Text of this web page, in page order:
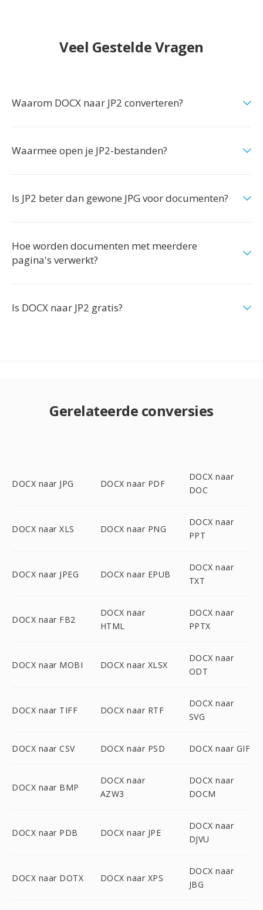
Veel Gestelde Vragen
Waarom DOCX naar JP2 converteren?
Waarmee open je JP2-bestanden?
Is JP2 beter dan gewone JPG voor documenten?
Hoe worden documenten met meerdere
pagina's verwerkt?
Is DOCX naar JP2 gratis?
Gerelateerde conversies
DOCX naar JPG DOCX naar PDF
DOCX naar
DOC
DOCX naar XLS DOCX naar PNG
DOCX naar
PPT
DOCX naar JPEG DOCX naar EPUB
DOCX naar
TXT
DOCX naar FB2
DOCX naar
HTML
DOCX naar
PPTX
DOCX naar MOBI DOCX naar XLSX
DOCX naar
ODT
DOCX naar TIFF DOCX naar RTF
DOCX naar
SVG
DOCX naar CSV DOCX naar PSD DOCX naar GIF
DOCX naar BMP
DOCX naar
AZW3
DOCX naar
DOCM
DOCX naar PDB DOCX naar JPE
DOCX naar
DJVU
DOCX naar DOTX DOCX naar XPS
DOCX naar
JBG